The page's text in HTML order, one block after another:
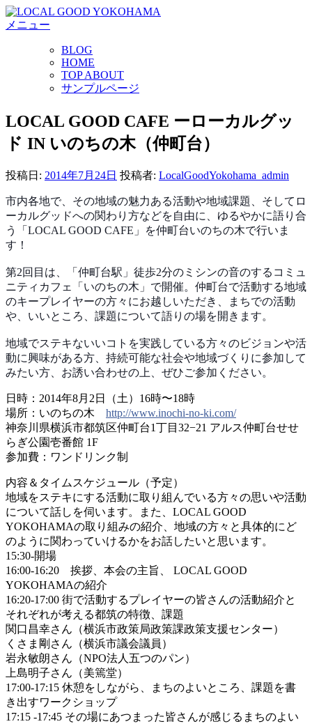
コ
ン
キ
ッ
プ
メニュー
BLOG
HOME
TOP ABOUT
サンプルページ
LOCAL GOOD CAFE ーローカルグッ
ド IN いのちの木（仲町台）
投稿日: 2014年7月24日 投稿者: LocalGoodYokohama_admin
市内各地で、その地域の魅力ある活動や地域課題、そして ロ
ーカルグッドへの関わり方などを自由に、ゆるやかに語り合
う「LOCAL GOOD CAFE」を仲町台いのちの木で行いま
す！
第2回目は、「仲町台駅」徒歩2分のミシンの音のするコ ミュ
ニティカフェ「いのちの木」で開催。仲町台で活動する地域
のキープレイヤーの方々にお越しいただき、まちでの活動
や、いいところ、課題について語りの場を開きます。
地域でステキないいコトを実践している方々のビジョンや活
動に興味がある方、持続可能な社会や地域づくりに参加 して
みたい方、お誘い合わせの上、ぜひご参加ください。
日時：2014年8月2日（土）16時〜18時
場所：いのちの木 http://www.inochi-no-ki.com/
神奈川県横浜市都筑区仲町台1丁目32−21 アルス仲町台せせ
らぎ公園壱番館 1F
参加費：ワンドリンク制
内容＆タイムスケジュール（予定）
地域をステキにする活動に取り組んでいる方々の思いや活動
について話しを伺います。また、LOCAL GOOD
YOKOHAMAの取り組みの紹介、地域の方々と具体的にど
のように関わっていけるかをお話したいと思います。
15:30-開場
16:00-16:20 挨拶、本会の主旨、 LOCAL GOOD
YOKOHAMAの紹介
16:20-17:00 街で活動するプレイヤーの皆さんの活動紹介と
それぞれが考える都筑の特徴、課題
関口昌幸さん（横浜市政策局政策課政策支援センター）
くさま剛さん（横浜市議会議員）
岩永敏朗さん（NPO法人五つのパン）
上島明子さん（美篶堂）
17:00-17:15 休憩をしながら、まちのよいところ、課題を書
き出すワークショップ
17:15 -17:45 その場にあつまった皆さんが感じるまちのよい